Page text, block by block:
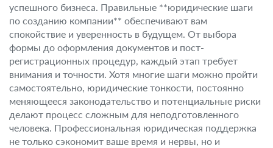
успешного бизнеса. Правильные **юридические шаги
по созданию компании** обеспечивают вам
спокойствие и уверенность в будущем. От выбора
формы до оформления документов и пост-
регистрационных процедур, каждый этап требует
внимания и точности. Хотя многие шаги можно пройти
самостоятельно, юридические тонкости, постоянно
меняющееся законодательство и потенциальные риски
делают процесс сложным для неподготовленного
человека. Профессиональная юридическая поддержка
не только сэкономит ваше время и нервы, но и